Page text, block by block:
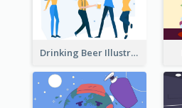
Drinking Beer Illustration